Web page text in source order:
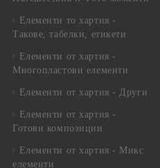
Елементи то хартия -
Такове, табелки, етикети
Елементи от хартия -
Многопластови елементи
Елементи от хартия - Други
Елементи от хартия -
Готови композиции
Елементи от хартия - Микс
елементи